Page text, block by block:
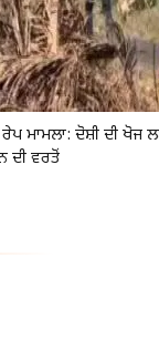
ਮਾਮਲਾ: ਦੋਸ਼ੀ ਦੀ ਖੋਜ
ਦੀ ਵਰਤੋਂ